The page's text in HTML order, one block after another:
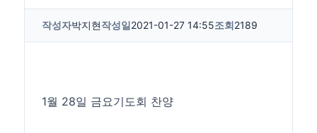
작성자박지현작성일2021-01-27 14:55조회2189
1월 28일 금요기도회 찬양